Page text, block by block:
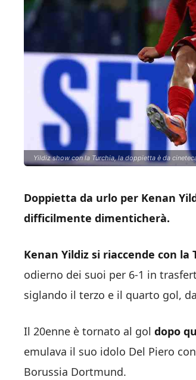
Yildiz show con la Turchia, la doppietta è da
Doppietta da urlo per Kenan
difficilmente dimenticherà.
Kenan Yildiz si riaccende con la
odierno dei suoi per 6-1 in
siglando il terzo e il quarto gol,
Il 20enne è tornato al gol dopo
emulava il suo idolo Del Piero
Borussia Dortmund.